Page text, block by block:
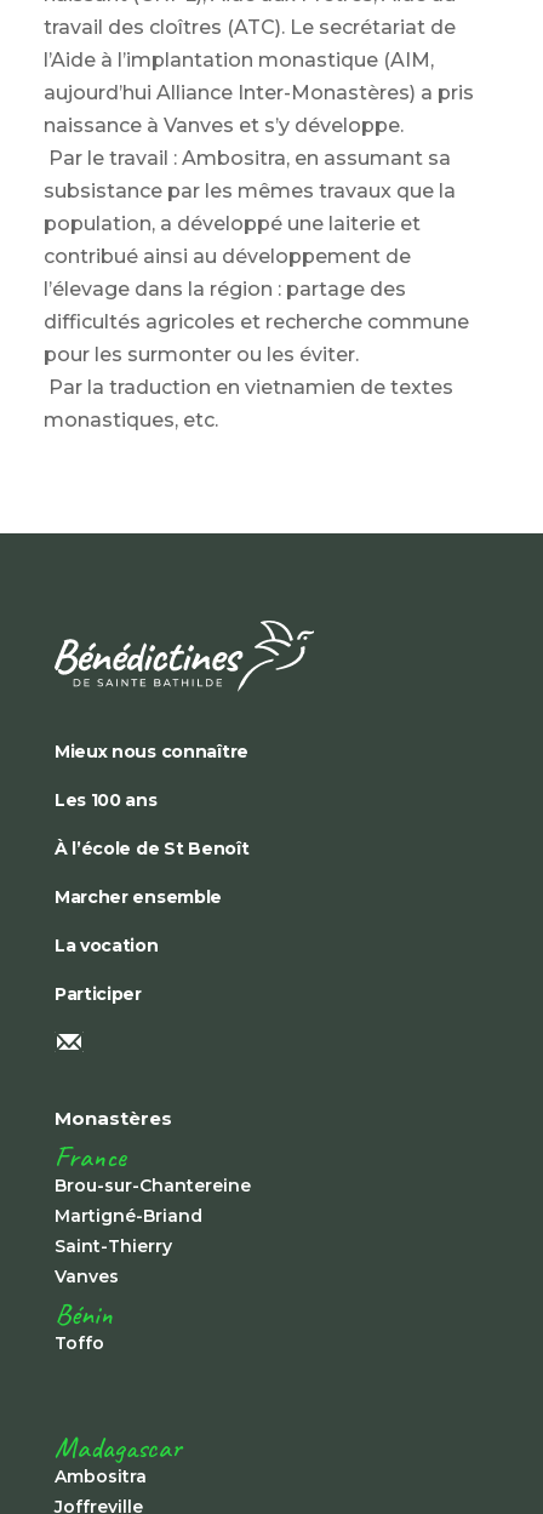
travail des cloîtres (ATC). Le secrétariat de
l’Aide à l’implantation monastique (AIM,
aujourd’hui Alliance Inter-Monastères) a pris
naissance à Vanves et s’y développe.
Par le travail : Ambositra, en assumant sa
subsistance par les mêmes travaux que la
population, a développé une laiterie et
contribué ainsi au développement de
l’élevage dans la région : partage des
difficultés agricoles et recherche commune
pour les surmonter ou les éviter.
Par la traduction en vietnamien de textes
monastiques, etc.
Mieux nous connaître
Les 100 ans
À l’école de St Benoît
Marcher ensemble
La vocation
Participer
Monastères
France
Brou-sur-Chantereine
Martigné-Briand
Saint-Thierry
Vanves
Bénin
Toffo
Madagascar
Ambositra
Joffreville